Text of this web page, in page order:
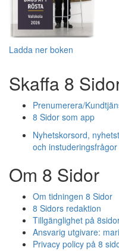
Ladda ner boken
Skaffa 8
Prenumerera/
8 Sidor som app
Nyhetskorsord,
och
Om 8 Sidor
Om tidningen 8 Sidor
8 Sidors redaktion
Tillgänglighet på
Ansvarig utgivare:
Privacy policy på 8